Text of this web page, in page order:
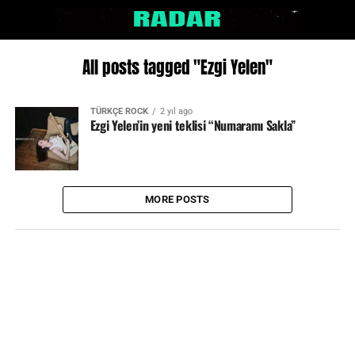
All posts tagged "Ezgi Yelen"
TÜRKÇE ROCK 2 yıl ago
Ezgi Yelen’in yeni teklisi “Numaramı Sakla”
MORE POSTS